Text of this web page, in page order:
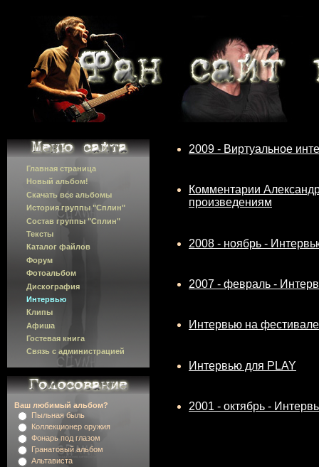
Главная страница
Новый альбом!
Скачать все альбомы
История группы "Сплин"
Состав группы "Сплин"
Тексты
Каталог файлов
Форум
Фотоальбом
Дискография
Интервью
Клипы
Афиша
Гостевая книга
Связь с администрацией
Ваш любимый альбом?
Пыльная быль
Коллекционер оружия
Фонарь под глазом
Гранатовый альбом
Альтависта
2009 - Виртуальное
Комментарии
произведениям
2008 - ноябрь -
2007 - февраль -
Интервью на
Интервью для PLAY
2001 - октябрь -